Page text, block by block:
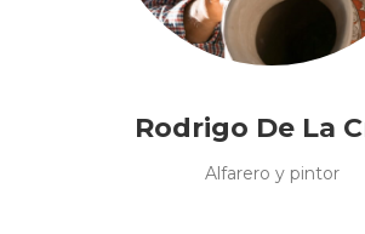
Rodrigo De La
Alfarero y pintor